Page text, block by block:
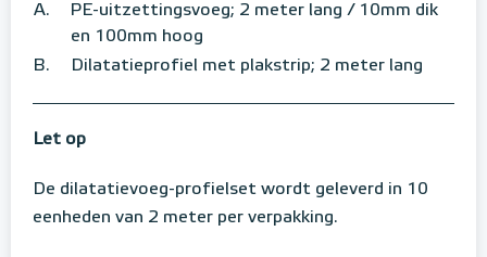
PE-uitzettingsvoeg; 2 meter lang / 10mm dik
en 100mm hoog
Dilatatieprofiel met plakstrip; 2 meter lang
Let op
De dilatatievoeg-profielset wordt geleverd in 10
eenheden van 2 meter per verpakking.